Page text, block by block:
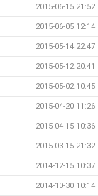
2015-06-15 21:52
2015-06-05 12:14
2015-05-14 22:47
2015-05-12 20:41
2015-05-02 10:45
2015-04-20 11:26
2015-04-15 10:36
2015-03-15 21:32
2014-12-15 10:37
2014-10-30 10:14